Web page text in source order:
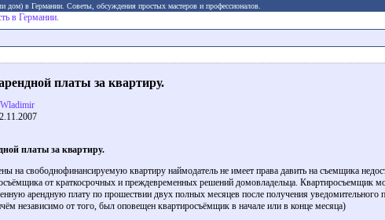
дом) в Германии. Советы, обсуждения простых мастеров и профессионалов.
платы за квартиру.
Wladimir
платы за квартиру.
на свободнофинансируемую квартиру наймодатель не имеет права давить на съемщика
от краткосрочных и преждевременных решений домовладельца. Квартиросъемщик
арендную плату по прошествии двух полных месяцев после получения уведомительного
независимо от того, был оповещен квартиросъёмщик в начале или в конце месяца)